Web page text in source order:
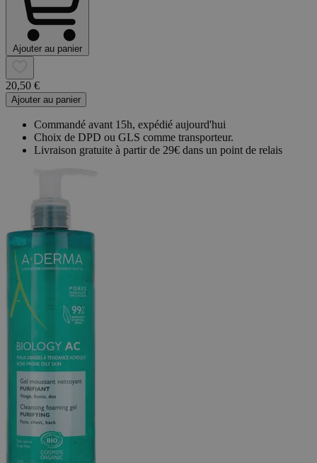
Ajouter au panier
20,50 €
Ajouter au panier
Commandé avant 15h, expédié aujourd'hui
Choix de DPD ou GLS comme transporteur.
Livraison gratuite à partir de 29€ dans un point de relais